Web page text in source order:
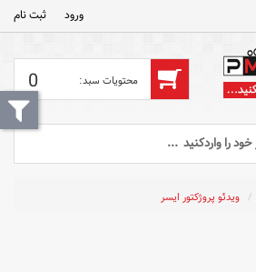
ورود ثبت‌ نام
0
ویدئو پروژکتور ایسر